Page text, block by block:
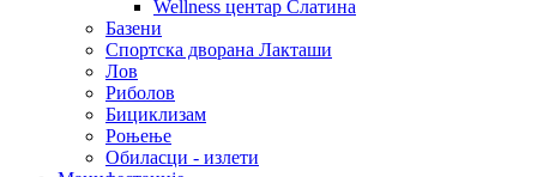
Wellness центар Слатина
Базени
Спортска дворана Лакташи
Лов
Риболов
Бициклизам
Роњење
Обиласци - излети